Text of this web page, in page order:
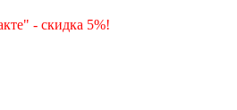
- скидка 5%!